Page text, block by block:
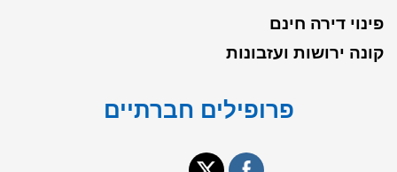
פינוי דירה חינם
קונה ירושות ועזבונות
פרופילים חברתיים